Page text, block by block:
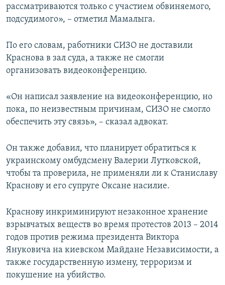
рассматриваются только с участием обвиняемого,
подсудимого», – отметил Мамалыга.
По его словам, работники СИЗО не доставили
Краснова в зал суда, а также не смогли
организовать видеоконференцию.
«Он написал заявление на видеоконференцию, но
пока, по неизвестным причинам, СИЗО не смогло
обеспечить эту связь», – сказал адвокат.
Он также добавил, что планирует обратиться к
украинскому омбудсмену Валерии Лутковской,
чтобы та проверила, не применяли ли к Станиславу
Краснову и его супруге Оксане насилие.
Краснову инкриминируют незаконное хранение
взрывчатых веществ во время протестов 2013 – 2014
годов против режима президента Виктора
Януковича на киевском Майдане Независимости, а
также государственную измену, терроризм и
покушение на убийство.